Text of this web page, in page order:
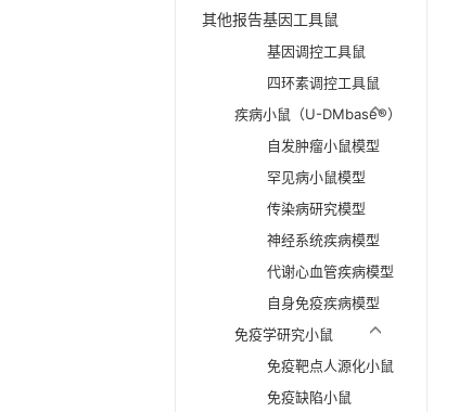
其他报告基因工具鼠
基因调控工具鼠
四环素调控工具鼠
疾病小鼠（U-DMbase®）
自发肿瘤小鼠模型
罕见病小鼠模型
传染病研究模型
神经系统疾病模型
代谢心血管疾病模型
自身免疫疾病模型
免疫学研究小鼠
免疫靶点人源化小鼠
免疫缺陷小鼠